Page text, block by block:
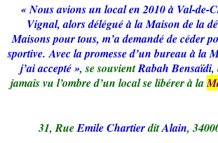
« Nous avions un local en 2010 à Val-de-
Vignal, alors délégué à la Maison de la
Maisons pour tous, m’a demandé de céder
sportive.Avec la promesse d’un bureau à la
j’ai accepté », se souvientRabah Bensaïdi,
jamais vu l’ombre d’un local se libérer à la
31, RueEmile ChartierditAlain,